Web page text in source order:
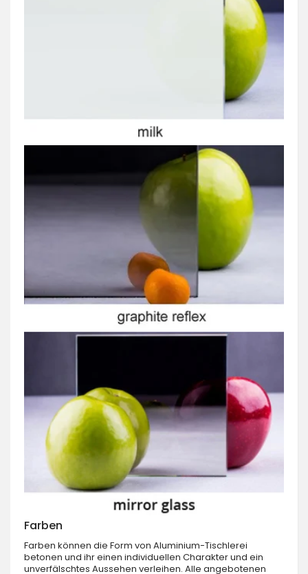
Farben
Farben können die Form von Aluminium-Tischlerei
betonen und ihr einen individuellen Charakter und ein
unverfälschtes Aussehen verleihen. Alle angebotenen